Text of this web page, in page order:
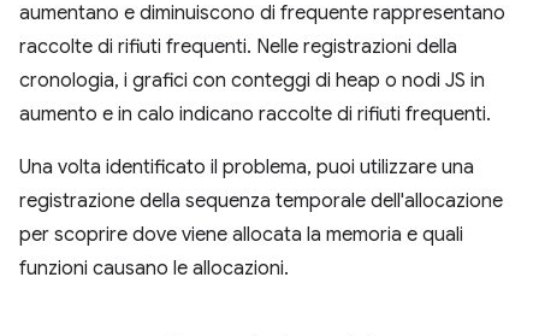
aumentano e diminuiscono di frequente rappresentano
raccolte di rifiuti frequenti. Nelle registrazioni della
cronologia, i grafici con conteggi di heap o nodi JS in
aumento e in calo indicano raccolte di rifiuti frequenti.
Una volta identificato il problema, puoi utilizzare una
registrazione della sequenza temporale dell'allocazione
per scoprire dove viene allocata la memoria e quali
funzioni causano le allocazioni.